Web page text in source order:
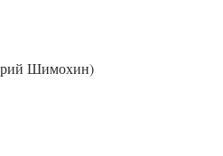
Шимохин)